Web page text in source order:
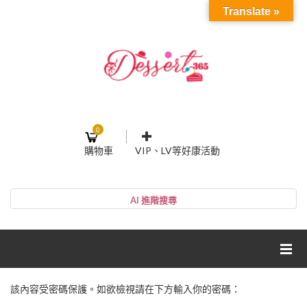
0
購物車 VIP、LV等好康活動
帳號
網紅媽咪蛋糕心得分享
該內容受密碼保護。如欲檢視請在下方輸入你的密碼：
Translate »